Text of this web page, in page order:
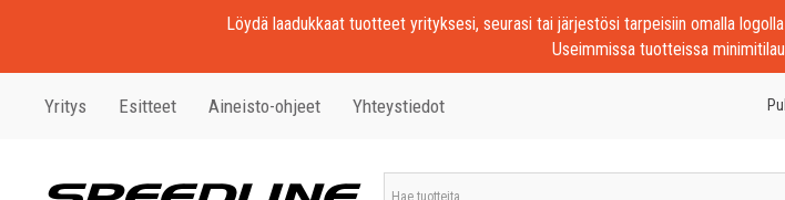
Löydä laadukkaat tuotteet yrityksesi, seurasi tai järjestösi tarpeisiin omalla
Useimmissa tuotteissa
Yritys Esitteet Aineisto-ohjeet Yhteystiedot